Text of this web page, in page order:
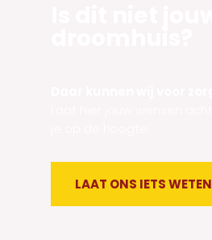
LAAT ONS IETS WETEN